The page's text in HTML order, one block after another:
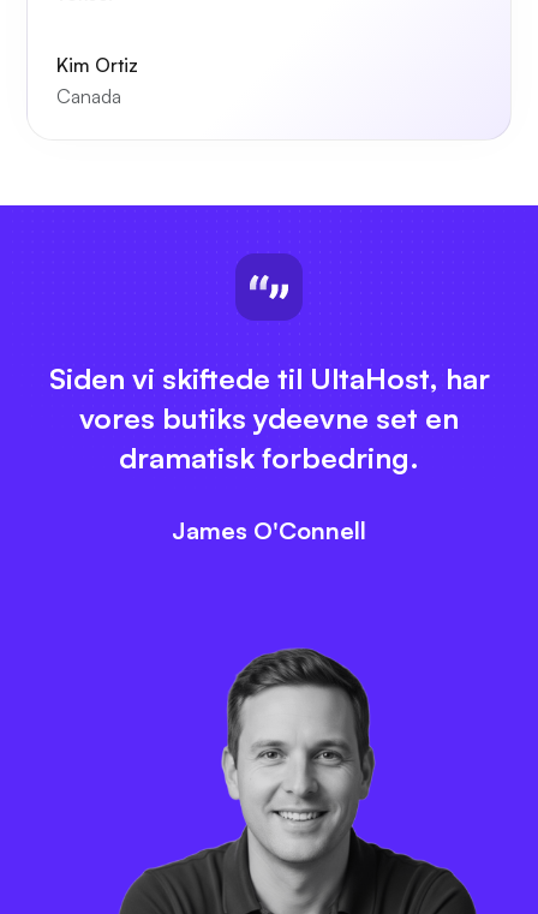
Kim Ortiz
Canada
Siden vi skiftede til UltaHost, har
vores butiks ydeevne set en
dramatisk forbedring.
James O'Connell